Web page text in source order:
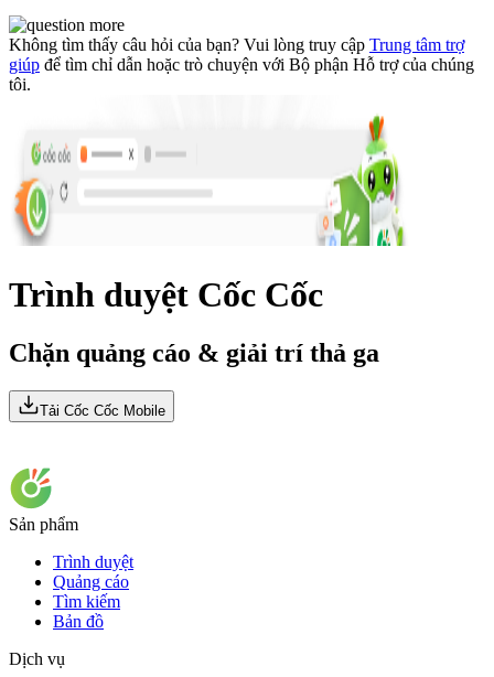
Không tìm thấy câu hỏi của bạn? Vui lòng truy cập Trung tâm trợ
giúp để tìm chỉ dẫn hoặc trò chuyện với Bộ phận Hỗ trợ của chúng
tôi.
Trình duyệt Cốc Cốc
Chặn quảng cáo & giải trí thả ga
Tải Cốc Cốc Mobile
Sản phẩm
Trình duyệt
Quảng cáo
Tìm kiếm
Bản đồ
Dịch vụ